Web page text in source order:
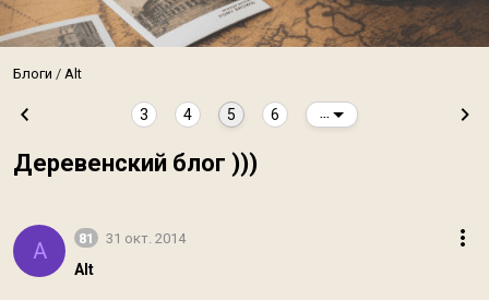
Блоги Alt
3 4 5 6
Деревенский блог )))
A 81 31 окт. 2014
Alt